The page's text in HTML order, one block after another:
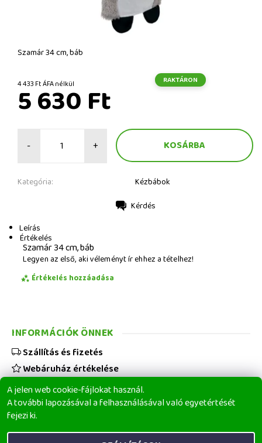
Szamár 34 cm, báb
4 433 Ft ÁFA nélkül RAKTÁRON
5 630 Ft
- +
Kategória: Kézbábok
Kérdés
Leírás
Értékelés
Szamár 34 cm, báb
Legyen az első, aki véleményt ír ehhez a tételhez!
Értékelés hozzáadása
A jelen web cookie-fájlokat használ.
A további lapozásával a felhasználásával való egyetértését
fejezi ki.
INFORMÁCIÓK ÖNNEK
Szállítás és fizetés
Webáruház értékelése
Viszonteladóknak
Üzleti feltételek
Elérhetőségeink